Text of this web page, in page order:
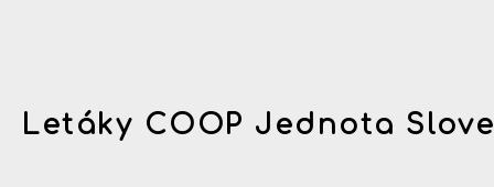
Letáky COOP Jednota